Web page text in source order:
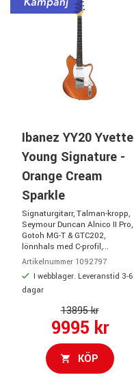
Ibanez YY20 Yvette
Young Signature -
Orange Cream
Sparkle
Signaturgitarr, Talman-kropp,
Seymour Duncan Alnico II Pro,
Gotoh MG-T & GTC202,
lönnhals med C-profil,...
Artikelnummer 1092797
I webblager. Leveranstid 3-6
dagar
13895 kr
9995 kr
KÖP